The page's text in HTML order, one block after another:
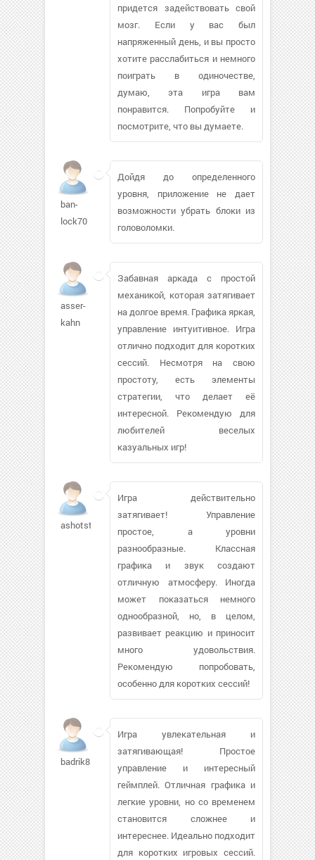
придется задействовать свой
мозг. Если у вас был
напряженный день, и вы просто
хотите расслабиться и немного
поиграть в одиночестве,
думаю, эта игра вам
понравится. Попробуйте и
посмотрите, что вы думаете.
ban-
lock70
Дойдя до определенного
уровня, приложение не дает
возможности убрать блоки из
головоломки.
asser-
kahn
Забавная аркада с простой
механикой, которая затягивает
на долгое время. Графика яркая,
управление интуитивное. Игра
отлично подходит для коротких
сессий. Несмотря на свою
простоту, есть элементы
стратегии, что делает её
интересной. Рекомендую для
любителей веселых
казуальных игр!
ashotstep
Игра действительно
затягивает! Управление
простое, а уровни
разнообразные. Классная
графика и звук создают
отличную атмосферу. Иногда
может показаться немного
однообразной, но, в целом,
развивает реакцию и приносит
много удовольствия.
Рекомендую попробовать,
особенно для коротких сессий!
badrik85392
Игра увлекательная и
затягивающая! Простое
управление и интересный
геймплей. Отличная графика и
легкие уровни, но со временем
становится сложнее и
интереснее. Идеально подходит
для коротких игровых сессий.